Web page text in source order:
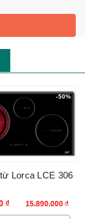
-50%
Lorca LCE 306
15.890.000₫
₫
Giá
hiện